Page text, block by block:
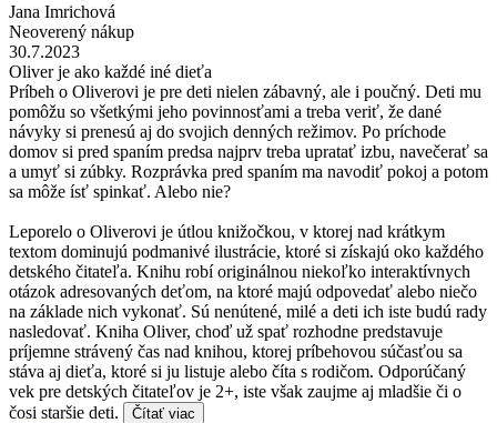
Jana Imrichová
Neoverený nákup
30.7.2023
Oliver je ako každé iné dieťa
Príbeh o Oliverovi je pre deti nielen zábavný, ale i poučný. Deti mu
pomôžu so všetkými jeho povinnosťami a treba veriť, že dané
návyky si prenesú aj do svojich denných režimov. Po príchode
domov si pred spaním predsa najprv treba upratať izbu, navečerať sa
a umyť si zúbky. Rozprávka pred spaním ma navodiť pokoj a potom
sa môže ísť spinkať. Alebo nie?
Leporelo o Oliverovi je útlou knižočkou, v ktorej nad krátkym
textom dominujú podmanivé ilustrácie, ktoré si získajú oko každého
detského čitateľa. Knihu robí originálnou niekoľko interaktívnych
otázok adresovaných deťom, na ktoré majú odpovedať alebo niečo
na základe nich vykonať. Sú nenútené, milé a deti ich iste budú rady
nasledovať. Kniha Oliver, choď už spať rozhodne predstavuje
príjemne strávený čas nad knihou, ktorej príbehovou súčasťou sa
stáva aj dieťa, ktoré si ju listuje alebo číta s rodičom. Odporúčaný
vek pre detských čitateľov je 2+, iste však zaujme aj mladšie či o
čosi staršie deti.
Čítať viac